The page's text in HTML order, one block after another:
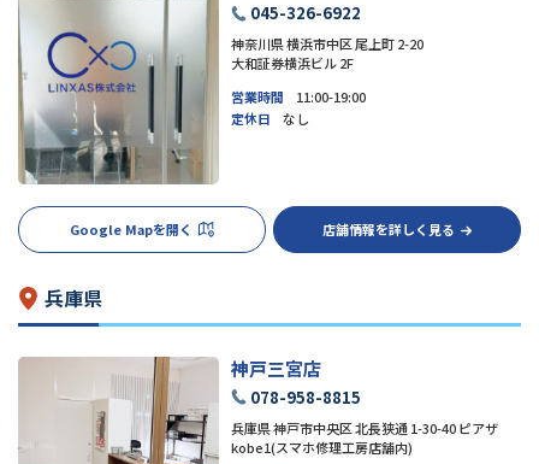
045-326-6922
神奈川県 横浜市中区 尾上町 2-20
大和証券横浜ビル 2F
営業時間
11:00-19:00
定休日
なし
Google Mapを開く 店舗情報を詳しく見る
兵庫県
神戸三宮店
078-958-8815
兵庫県 神戸市中央区 北長狭通 1-30-40 ピアザ
kobe1(スマホ修理工房店舗内)